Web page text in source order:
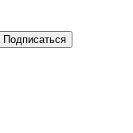
Подписаться